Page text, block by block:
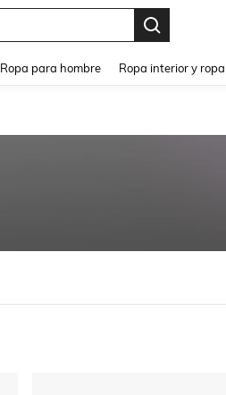
Ropa para hombre Ropa interior y